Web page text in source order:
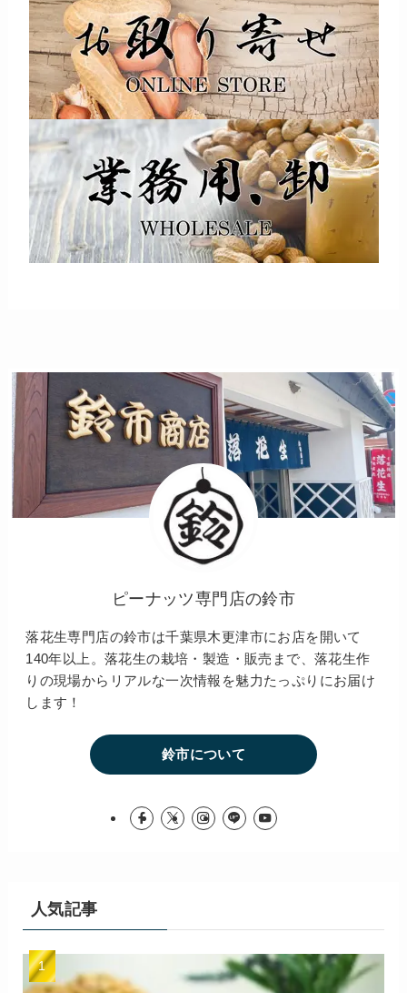
ピーナッツ専門店の鈴市
落花生専門店の鈴市は千葉県木更津市にお店を開いて
140年以上。落花生の栽培・製造・販売まで、落花生作
りの現場からリアルな一次情報を魅力たっぷりにお届け
します！
鈴市について
人気記事